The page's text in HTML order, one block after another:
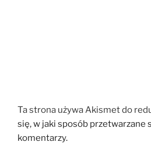
Ta strona używa Akismet do
się, w jaki sposób przetwarzane
komentarzy.